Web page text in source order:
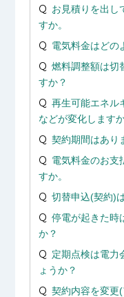
お見積りを出し
すか。
電気料金はどの
燃料調整額は切
すか？
再生可能エネル
などが変化します
契約期間はあり
電気料金のお支
すか。
切替申込(契約)
停電が起きた時
か？
定期点検は電力
ょうか？
契約内容を変更